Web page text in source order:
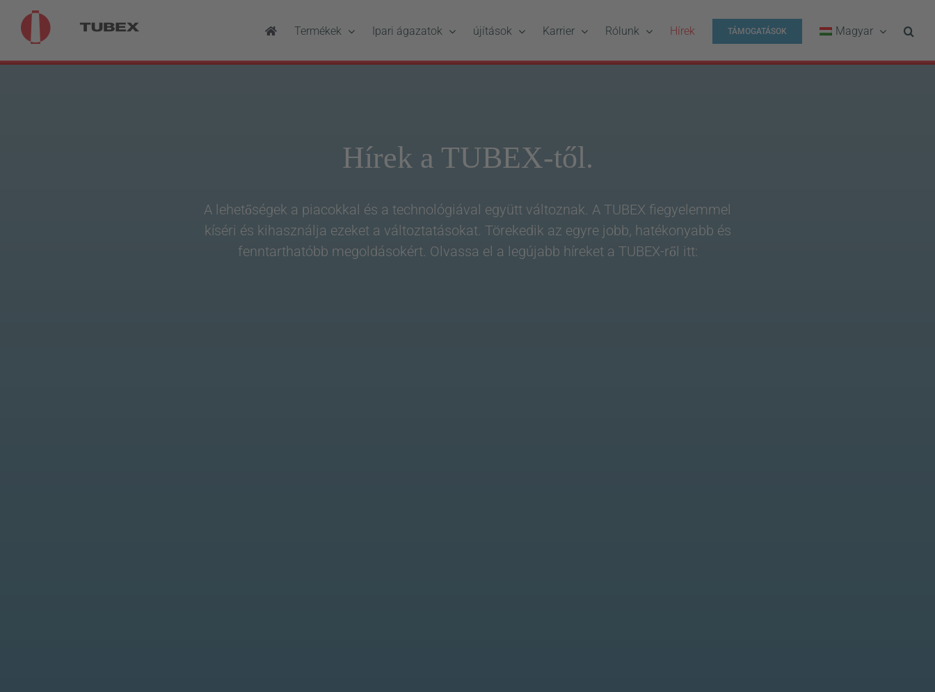
Kihagyás
Termékek Ipari ágazatok újítások Karrier Rólunk Hírek TÁMOGATÁSOK Magyar
Hírek a TUBEX-től.
A lehetőségek a piacokkal és a technológiával együtt változnak. A TUBEX fiegyelemmel
kíséri és kihasználja ezeket a változtatásokat. Törekedik az egyre jobb, hatékonyabb és
fenntarthatóbb megoldásokért. Olvassa el a legújabb híreket a TUBEX-ről itt: